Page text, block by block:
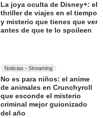
La joya oculta de Disney+: el
thriller de viajes en el tiempo
y misterio que tienes que ver
antes de que te lo spoileen
Noticias - Streaming
No es para niños: el anime
de animales en Crunchyroll
que esconde el misterio
criminal mejor guionizado
del año